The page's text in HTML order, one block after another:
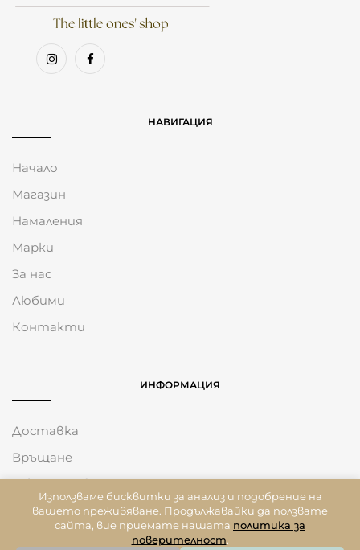
НАВИГАЦИЯ
Начало
Магазин
Намаления
Марки
За нас
Любими
Контакти
ИНФОРМАЦИЯ
Доставка
Връщане
Общи Условия
Политика за Бисквитки
Политика На Поверителност
Използваме бисквитки за анализ и подобрение на
вашето преживяване. Продължавайки да ползвате
сайта, вие приемате нашата политика за
поверителност.